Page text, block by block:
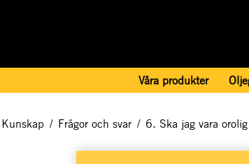
Våra produkter
Kunskap / Frågor och svar / 6. Ska jag vara